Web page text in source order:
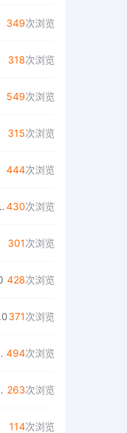
349次浏览
318次浏览
549次浏览
315次浏览
444次浏览
机版 v2.0.1 430次浏览
301次浏览
428次浏览
371次浏览
v1.0.0 494次浏览
v1.8.2 263次浏览
114次浏览